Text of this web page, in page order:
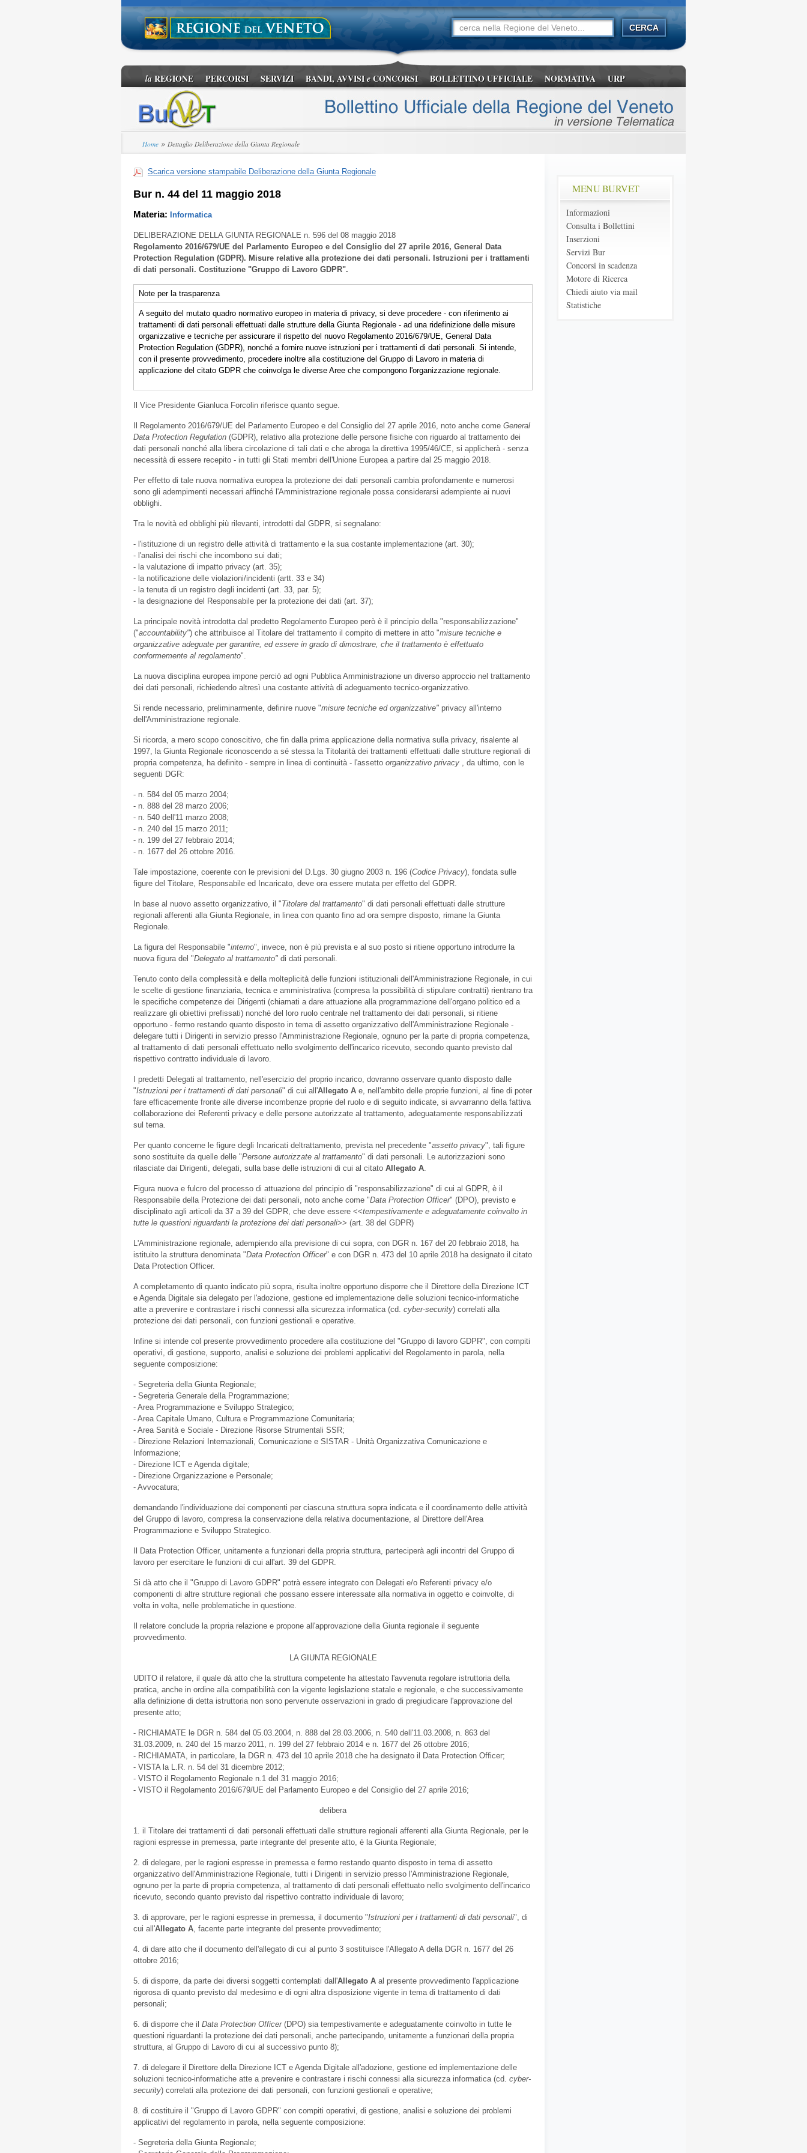
laREGIONE PERCORSI SERVIZI BANDI, AVVISIeCONCORSI BOLLETTINO UFFICIALE NORMATIVA URP
Home » Dettaglio Deliberazione della Giunta Regionale
Scarica versione stampabile Deliberazione della Giunta Regionale
Bur n. 44 del 11 maggio 2018
Materia: Informatica
DELIBERAZIONE DELLA GIUNTA REGIONALE n. 596 del 08 maggio 2018
Regolamento 2016/679/UE del Parlamento Europeo e del Consiglio del 27 aprile 2016, General Data
Protection Regulation (GDPR). Misure relative alla protezione dei dati personali. Istruzioni per i trattamenti
di dati personali. Costituzione "Gruppo di Lavoro GDPR".
Note per la trasparenza
A seguito del mutato quadro normativo europeo in materia di privacy, si deve procedere - con riferimento ai
trattamenti di dati personali effettuati dalle strutture della Giunta Regionale - ad una ridefinizione delle misure
organizzative e tecniche per assicurare il rispetto del nuovo Regolamento 2016/679/UE, General Data
Protection Regulation (GDPR), nonché a fornire nuove istruzioni per i trattamenti di dati personali. Si intende,
con il presente provvedimento, procedere inoltre alla costituzione del Gruppo di Lavoro in materia di
applicazione del citato GDPR che coinvolga le diverse Aree che compongono l'organizzazione regionale.
Il Vice Presidente Gianluca Forcolin riferisce quanto segue.
Il Regolamento 2016/679/UE del Parlamento Europeo e del Consiglio del 27 aprile 2016, noto anche come General
Data Protection Regulation (GDPR), relativo alla protezione delle persone fisiche con riguardo al trattamento dei
dati personali nonché alla libera circolazione di tali dati e che abroga la direttiva 1995/46/CE, si applicherà - senza
necessità di essere recepito - in tutti gli Stati membri dell'Unione Europea a partire dal 25 maggio 2018.
Per effetto di tale nuova normativa europea la protezione dei dati personali cambia profondamente e numerosi
sono gli adempimenti necessari affinché l'Amministrazione regionale possa considerarsi adempiente ai nuovi
obblighi.
Tra le novità ed obblighi più rilevanti, introdotti dal GDPR, si segnalano:
- l'istituzione di un registro delle attività di trattamento e la sua costante implementazione (art. 30);
- l'analisi dei rischi che incombono sui dati;
- la valutazione di impatto privacy (art. 35);
- la notificazione delle violazioni/incidenti (artt. 33 e 34)
- la tenuta di un registro degli incidenti (art. 33, par. 5);
- la designazione del Responsabile per la protezione dei dati (art. 37);
La principale novità introdotta dal predetto Regolamento Europeo però è il principio della "responsabilizzazione"
("accountability") che attribuisce al Titolare del trattamento il compito di mettere in atto "misure tecniche e
organizzative adeguate per garantire, ed essere in grado di dimostrare, che il trattamento è effettuato
conformemente al regolamento".
La nuova disciplina europea impone perciò ad ogni Pubblica Amministrazione un diverso approccio nel trattamento
dei dati personali, richiedendo altresì una costante attività di adeguamento tecnico-organizzativo.
Si rende necessario, preliminarmente, definire nuove "misure tecniche ed organizzative" privacy all'interno
dell'Amministrazione regionale.
Si ricorda, a mero scopo conoscitivo, che fin dalla prima applicazione della normativa sulla privacy, risalente al
1997, la Giunta Regionale riconoscendo a sé stessa la Titolarità dei trattamenti effettuati dalle strutture regionali di
propria competenza, ha definito - sempre in linea di continuità - l'assetto organizzativo privacy , da ultimo, con le
seguenti DGR:
- n. 584 del 05 marzo 2004;
- n. 888 del 28 marzo 2006;
- n. 540 dell'11 marzo 2008;
- n. 240 del 15 marzo 2011;
- n. 199 del 27 febbraio 2014;
- n. 1677 del 26 ottobre 2016.
Tale impostazione, coerente con le previsioni del D.Lgs. 30 giugno 2003 n. 196 (Codice Privacy), fondata sulle
figure del Titolare, Responsabile ed Incaricato, deve ora essere mutata per effetto del GDPR.
In base al nuovo assetto organizzativo, il "Titolare del trattamento" di dati personali effettuati dalle strutture
regionali afferenti alla Giunta Regionale, in linea con quanto fino ad ora sempre disposto, rimane la Giunta
Regionale.
La figura del Responsabile "interno", invece, non è più prevista e al suo posto si ritiene opportuno introdurre la
nuova figura del "Delegato al trattamento" di dati personali.
Tenuto conto della complessità e della molteplicità delle funzioni istituzionali dell'Amministrazione Regionale, in cui
le scelte di gestione finanziaria, tecnica e amministrativa (compresa la possibilità di stipulare contratti) rientrano tra
le specifiche competenze dei Dirigenti (chiamati a dare attuazione alla programmazione dell'organo politico ed a
realizzare gli obiettivi prefissati) nonché del loro ruolo centrale nel trattamento dei dati personali, si ritiene
opportuno - fermo restando quanto disposto in tema di assetto organizzativo dell'Amministrazione Regionale -
delegare tutti i Dirigenti in servizio presso l'Amministrazione Regionale, ognuno per la parte di propria competenza,
al trattamento di dati personali effettuato nello svolgimento dell'incarico ricevuto, secondo quanto previsto dal
rispettivo contratto individuale di lavoro.
I predetti Delegati al trattamento, nell'esercizio del proprio incarico, dovranno osservare quanto disposto dalle
"Istruzioni per i trattamenti di dati personali" di cui all'Allegato A e, nell'ambito delle proprie funzioni, al fine di poter
fare efficacemente fronte alle diverse incombenze proprie del ruolo e di seguito indicate, si avvarranno della fattiva
collaborazione dei Referenti privacy e delle persone autorizzate al trattamento, adeguatamente responsabilizzati
sul tema.
Per quanto concerne le figure degli Incaricati deltrattamento, prevista nel precedente "assetto privacy", tali figure
sono sostituite da quelle delle "Persone autorizzate al trattamento" di dati personali. Le autorizzazioni sono
rilasciate dai Dirigenti, delegati, sulla base delle istruzioni di cui al citato Allegato A.
Figura nuova e fulcro del processo di attuazione del principio di "responsabilizzazione" di cui al GDPR, è il
Responsabile della Protezione dei dati personali, noto anche come "Data Protection Officer" (DPO), previsto e
disciplinato agli articoli da 37 a 39 del GDPR, che deve essere <<tempestivamente e adeguatamente coinvolto in
tutte le questioni riguardanti la protezione dei dati personali>> (art. 38 del GDPR)
L'Amministrazione regionale, adempiendo alla previsione di cui sopra, con DGR n. 167 del 20 febbraio 2018, ha
istituito la struttura denominata "Data Protection Officer" e con DGR n. 473 del 10 aprile 2018 ha designato il citato
Data Protection Officer.
A completamento di quanto indicato più sopra, risulta inoltre opportuno disporre che il Direttore della Direzione ICT
e Agenda Digitale sia delegato per l'adozione, gestione ed implementazione delle soluzioni tecnico-informatiche
atte a prevenire e contrastare i rischi connessi alla sicurezza informatica (cd. cyber-security) correlati alla
protezione dei dati personali, con funzioni gestionali e operative.
Infine si intende col presente provvedimento procedere alla costituzione del "Gruppo di lavoro GDPR", con compiti
operativi, di gestione, supporto, analisi e soluzione dei problemi applicativi del Regolamento in parola, nella
seguente composizione:
- Segreteria della Giunta Regionale;
- Segreteria Generale della Programmazione;
- Area Programmazione e Sviluppo Strategico;
- Area Capitale Umano, Cultura e Programmazione Comunitaria;
- Area Sanità e Sociale - Direzione Risorse Strumentali SSR;
- Direzione Relazioni Internazionali, Comunicazione e SISTAR - Unità Organizzativa Comunicazione e
Informazione;
- Direzione ICT e Agenda digitale;
- Direzione Organizzazione e Personale;
- Avvocatura;
demandando l'individuazione dei componenti per ciascuna struttura sopra indicata e il coordinamento delle attività
del Gruppo di lavoro, compresa la conservazione della relativa documentazione, al Direttore dell'Area
Programmazione e Sviluppo Strategico.
Il Data Protection Officer, unitamente a funzionari della propria struttura, parteciperà agli incontri del Gruppo di
lavoro per esercitare le funzioni di cui all'art. 39 del GDPR.
Si dà atto che il "Gruppo di Lavoro GDPR" potrà essere integrato con Delegati e/o Referenti privacy e/o
componenti di altre strutture regionali che possano essere interessate alla normativa in oggetto e coinvolte, di
volta in volta, nelle problematiche in questione.
Il relatore conclude la propria relazione e propone all'approvazione della Giunta regionale il seguente
provvedimento.
LA GIUNTA REGIONALE
UDITO il relatore, il quale dà atto che la struttura competente ha attestato l'avvenuta regolare istruttoria della
pratica, anche in ordine alla compatibilità con la vigente legislazione statale e regionale, e che successivamente
alla definizione di detta istruttoria non sono pervenute osservazioni in grado di pregiudicare l'approvazione del
presente atto;
- RICHIAMATE le DGR n. 584 del 05.03.2004, n. 888 del 28.03.2006, n. 540 dell'11.03.2008, n. 863 del
31.03.2009, n. 240 del 15 marzo 2011, n. 199 del 27 febbraio 2014 e n. 1677 del 26 ottobre 2016;
- RICHIAMATA, in particolare, la DGR n. 473 del 10 aprile 2018 che ha designato il Data Protection Officer;
- VISTA la L.R. n. 54 del 31 dicembre 2012;
- VISTO il Regolamento Regionale n.1 del 31 maggio 2016;
- VISTO il Regolamento 2016/679/UE del Parlamento Europeo e del Consiglio del 27 aprile 2016;
delibera
1. il Titolare dei trattamenti di dati personali effettuati dalle strutture regionali afferenti alla Giunta Regionale, per le
ragioni espresse in premessa, parte integrante del presente atto, è la Giunta Regionale;
2. di delegare, per le ragioni espresse in premessa e fermo restando quanto disposto in tema di assetto
organizzativo dell'Amministrazione Regionale, tutti i Dirigenti in servizio presso l'Amministrazione Regionale,
ognuno per la parte di propria competenza, al trattamento di dati personali effettuato nello svolgimento dell'incarico
ricevuto, secondo quanto previsto dal rispettivo contratto individuale di lavoro;
3. di approvare, per le ragioni espresse in premessa, il documento "Istruzioni per i trattamenti di dati personali", di
cui all'Allegato A, facente parte integrante del presente provvedimento;
4. di dare atto che il documento dell'allegato di cui al punto 3 sostituisce l'Allegato A della DGR n. 1677 del 26
ottobre 2016;
5. di disporre, da parte dei diversi soggetti contemplati dall'Allegato A al presente provvedimento l'applicazione
rigorosa di quanto previsto dal medesimo e di ogni altra disposizione vigente in tema di trattamento di dati
personali;
6. di disporre che il Data Protection Officer(DPO) sia tempestivamente e adeguatamente coinvolto in tutte le
questioni riguardanti la protezione dei dati personali, anche partecipando, unitamente a funzionari della propria
struttura, al Gruppo di Lavoro di cui al successivo punto 8);
7. di delegare il Direttore della Direzione ICT e Agenda Digitale all'adozione, gestione ed implementazione delle
soluzioni tecnico-informatiche atte a prevenire e contrastare i rischi connessi alla sicurezza informatica (cd. cyber-
security) correlati alla protezione dei dati personali, con funzioni gestionali e operative;
8. di costituire il "Gruppo di Lavoro GDPR" con compiti operativi, di gestione, analisi e soluzione dei problemi
applicativi del regolamento in parola, nella seguente composizione:
- Segreteria della Giunta Regionale;
MENU BURVET
Informazioni
Consulta i Bollettini
Inserzioni
Servizi Bur
Concorsi in scadenza
Motore di Ricerca
Chiedi aiuto via mail
Statistiche